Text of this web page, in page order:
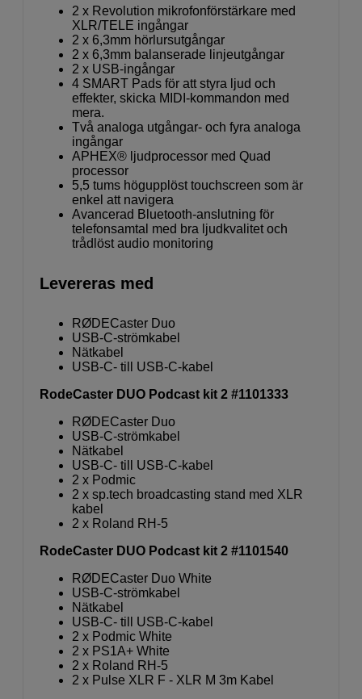
2 x Revolution mikrofonförstärkare med
XLR/TELE ingångar
2 x 6,3mm hörlursutgångar
2 x 6,3mm balanserade linjeutgångar
2 x USB-ingångar
4 SMART Pads för att styra ljud och
effekter, skicka MIDI-kommandon med
mera.
Två analoga utgångar- och fyra analoga
ingångar
APHEX® ljudprocessor med Quad
processor
5,5 tums högupplöst touchscreen som är
enkel att navigera
Avancerad Bluetooth-anslutning för
telefonsamtal med bra ljudkvalitet och
trådlöst audio monitoring
Levereras med
RØDECaster Duo
USB-C-strömkabel
Nätkabel
USB-C- till USB-C-kabel
RodeCaster DUO Podcast kit 2 #1101333
RØDECaster Duo
USB-C-strömkabel
Nätkabel
USB-C- till USB-C-kabel
2 x Podmic
2 x sp.tech broadcasting stand med XLR
kabel
2 x Roland RH-5
RodeCaster DUO Podcast kit 2 #1101540
RØDECaster Duo White
USB-C-strömkabel
Nätkabel
USB-C- till USB-C-kabel
2 x Podmic White
2 x PS1A+ White
2 x Roland RH-5
2 x Pulse XLR F - XLR M 3m Kabel